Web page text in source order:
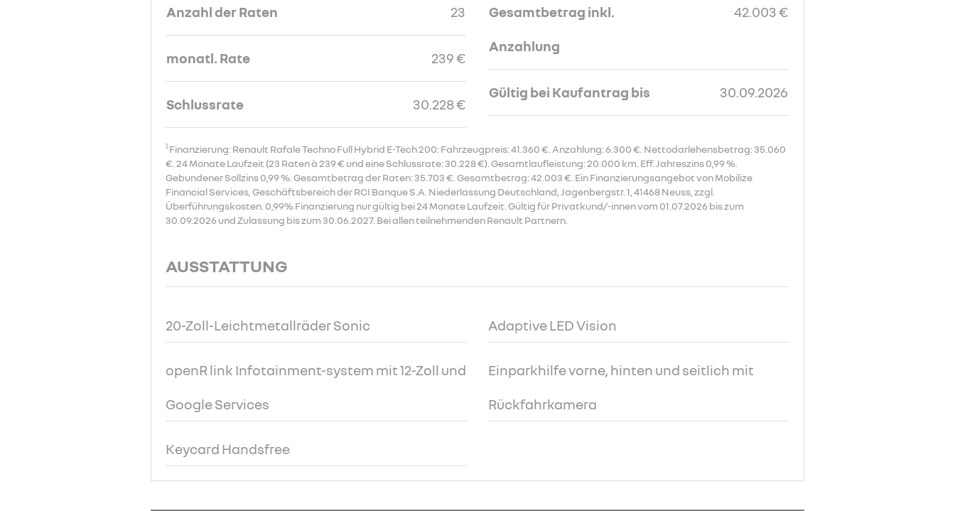
Anzahl der Raten 23
monatl. Rate 239 €
Schlussrate 30.228 €
Gesamtbetrag inkl.
Anzahlung
42.003 €
Gültig bei Kaufantrag bis 30.09.2026
1 Finanzierung: Renault Rafale Techno Full Hybrid E-Tech 200: Fahrzeugpreis: 41.360 €. Anzahlung: 6.300 €. Nettodarlehensbetrag: 35.060
€. 24 Monate Laufzeit (23 Raten à 239 € und eine Schlussrate: 30.228 €). Gesamtlaufleistung: 20.000 km. Eff. Jahreszins 0,99 %.
Gebundener Sollzins 0,99 %. Gesamtbetrag der Raten: 35.703 €. Gesamtbetrag: 42.003 €. Ein Finanzierungsangebot von Mobilize
Financial Services, Geschäftsbereich der RCI Banque S.A. Niederlassung Deutschland, Jagenbergstr. 1, 41468 Neuss, zzgl.
Überführungskosten. 0,99% Finanzierung nur gültig bei 24 Monate Laufzeit. Gültig für Privatkund/-innen vom 01.07.2026 bis zum
30.09.2026 und Zulassung bis zum 30.06.2027. Bei allen teilnehmenden Renault Partnern.
AUSSTATTUNG
20-Zoll-Leichtmetallräder Sonic Adaptive LED Vision
openR link Infotainment-system mit 12-Zoll und
Google Services
Einparkhilfe vorne, hinten und seitlich mit
Rückfahrkamera
Keycard Handsfree